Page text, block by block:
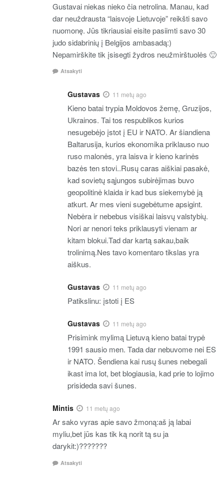
Gustavai niekas nieko čia netrolina. Manau, kad
dar neuždrausta “laisvoje Lietuvoje” reikšti savo
nuomonę. Jūs tikriausiai eisite pasiimti savo 30
judo sidabrinių į Belgijos ambasadą:)
Nepamirškite tik įsisegti žydros neužmirštuolės 🙂
Atsakyti
Gustavas 11 metų ago
Kieno batai trypia Moldovos žemę, Gruzijos,
Ukrainos. Tai tos respublikos kurios
nesugebėjo įstot į EU ir NATO. Ar šiandiena
Baltarusija, kurios ekonomika priklauso nuo
ruso malonės, yra laisva ir kieno karinės
bazės ten stovi..Rusų caras aiškiai pasakė,
kad sovietų sąjungos subirėjimas buvo
geopolitinė klaida ir kad bus siekemybė ją
atkurt. Ar mes vieni sugebėtume apsigint.
Nebėra ir nebebus visiškai laisvų valstybių.
Nori ar nenori teks priklausyti vienam ar
kitam blokui.Tad dar kartą sakau,baik
trolinimą.Nes tavo komentaro tikslas yra
aiškus.
Gustavas 11 metų ago
Patikslinu: įstoti į ES
Gustavas 11 metų ago
Prisimink mylimą Lietuvą kieno batai trypė
1991 sausio men. Tada dar nebuvome nei ES
ir NATO. Šendiena kai rusų šunes nebegali
ikast ima lot, bet blogiausia, kad prie to lojimo
prisideda savi šunes.
Mintis 11 metų ago
Ar sako vyras apie savo žmoną:aš ją labai
myliu,bet jūs kas tik ką norit tą su ja
darykit:)???????
Atsakyti